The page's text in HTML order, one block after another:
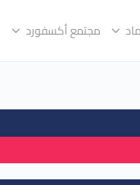
مجتمع أكسفورد